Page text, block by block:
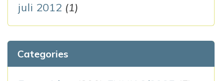
juli 2012 (1)
Categories